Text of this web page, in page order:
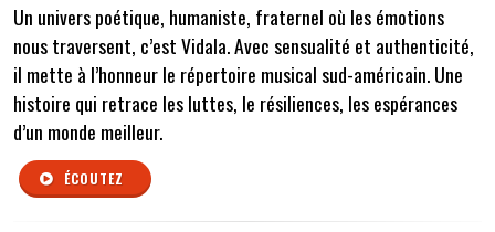
Un univers poétique, humaniste, fraternel où les émotions
nous traversent, c’est Vidala. Avec sensualité et authenticité,
il mette à l’honneur le répertoire musical sud-américain. Une
histoire qui retrace les luttes, le résiliences, les espérances
d’un monde meilleur.
ÉCOUTEZ